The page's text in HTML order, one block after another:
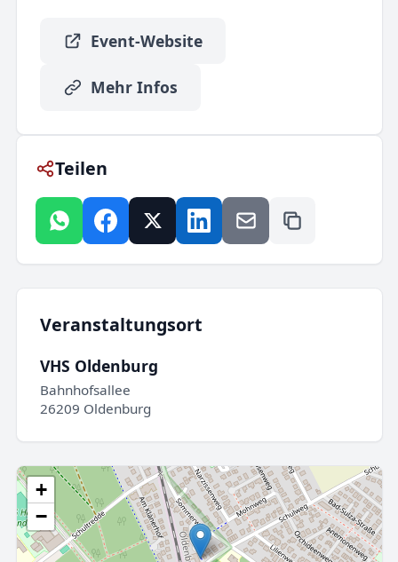
Event-Website
Mehr Infos
Teilen
Veranstaltungsort
VHS Oldenburg
Bahnhofsallee
26209 Oldenburg
+
−